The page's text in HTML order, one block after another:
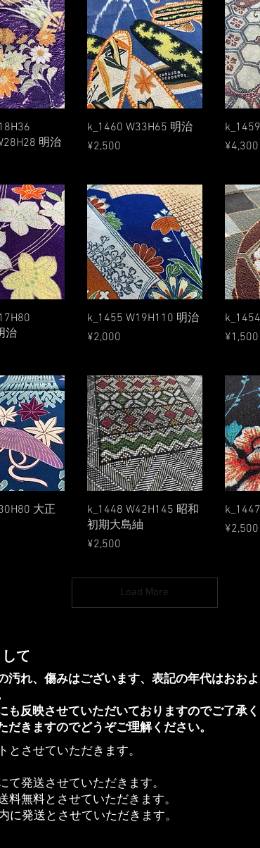
View
明治
Quick View
k_1460 W33H65 明治
Price
¥2,500
Price
¥4,300
View
治
Quick View
k_1455 W19H110 明治
Price
¥2,000
Price
¥1,500
View 大正
Quick View
k_1448 W42H145 昭和
初期大島紬
Price
¥2,500
Price
¥2,500
Load More
て
汚れ、傷みはございます、表記の年代はおお
も反映させていただいておりますのでご了承
きますのでどうぞご理解ください。
とさせていただきます。
発送させていただきます。
無料とさせていただきます。
に発送とさせていただきます。